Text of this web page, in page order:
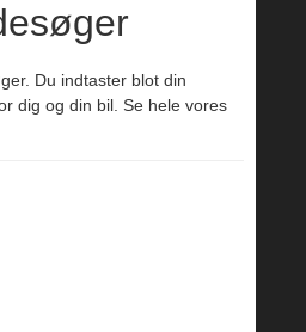
Du indtaster blot din
dig og din bil. Se hele vores